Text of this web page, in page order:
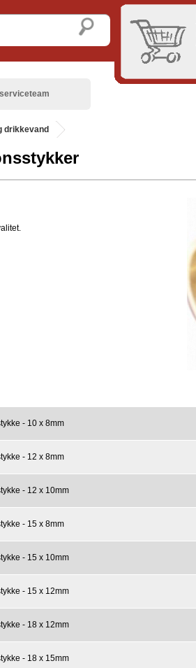
drikkevand
- 10 x 8mm
- 12 x 8mm
- 12 x 10mm
- 15 x 8mm
- 15 x 10mm
- 15 x 12mm
- 18 x 12mm
- 18 x 15mm